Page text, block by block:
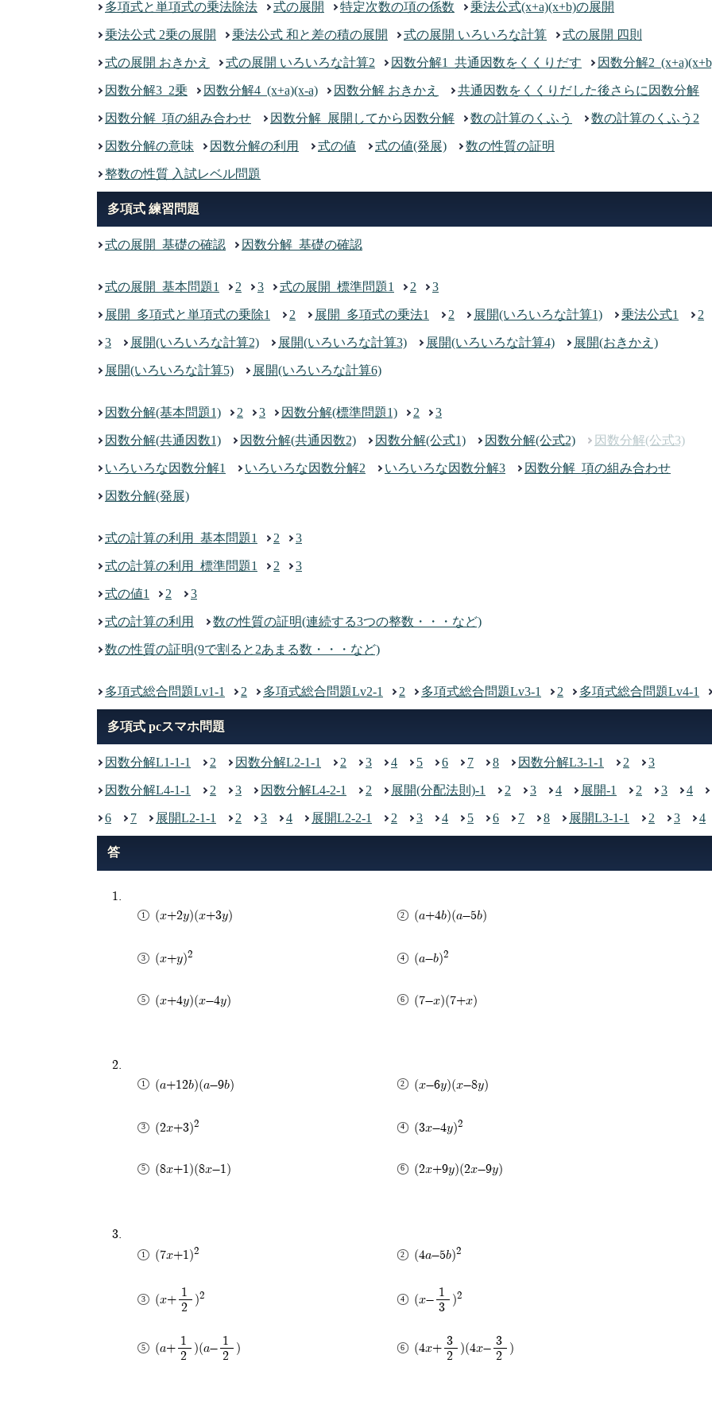
多項式と単項式の乗法除法 式の展開 特定次数の項の係数 乗法公式(x+a)(x+b)の展開
乗法公式 2乗の展開 乗法公式 和と差の積の展開 式の展開 いろいろな計算 式の展開 四則
式の展開 おきかえ 式の展開 いろいろな計算2 因数分解1_共通因数をくくりだす 因数分解
因数分解3_2乗 因数分解4_(x+a)(x-a) 因数分解 おきかえ 共通因数をくくりだした後さらに因数分解
因数分解_項の組み合わせ 因数分解_展開してから因数分解 数の計算のくふう 数の計算のくふう2
因数分解の意味 因数分解の利用 式の値 式の値(発展) 数の性質の証明
整数の性質 入試レベル問題
多項式 練習問題
式の展開_基礎の確認 因数分解_基礎の確認
式の展開_基本問題1 2 3 式の展開_標準問題1 2 3
展開_多項式と単項式の乗除1 2 展開_多項式の乗法1 2 展開(いろいろな計算1) 乗法公式1 2
3 展開(いろいろな計算2) 展開(いろいろな計算3) 展開(いろいろな計算4) 展開(おきかえ)
展開(いろいろな計算5) 展開(いろいろな計算6)
因数分解(基本問題1) 2 3 因数分解(標準問題1) 2 3
因数分解(共通因数1) 因数分解(共通因数2) 因数分解(公式1) 因数分解(公式2) 因数分解(公式3)
いろいろな因数分解1 いろいろな因数分解2 いろいろな因数分解3 因数分解_項の組み合わせ
因数分解(発展)
式の計算の利用_基本問題1 2 3
式の計算の利用_標準問題1 2 3
式の値1 2 3
式の計算の利用 数の性質の証明(連続する3つの整数・・・など)
数の性質の証明(9で割ると2あまる数・・・など)
多項式総合問題Lv1-1 2 多項式総合問題Lv2-1 2 多項式総合問題Lv3-1 2 多項式総合問題Lv4-1
多項式 pcスマホ問題
因数分解L1-1-1 2 因数分解L2-1-1 2 3 4 5 6 7 8 因数分解L3-1-1 2 3
因数分解L4-1-1 2 3 因数分解L4-2-1 2 展開(分配法則)-1 2 3 4 展開-1 2 3 4
6 7 展開L2-1-1 2 3 4 展開L2-2-1 2 3 4 5 6 7 8 展開L3-1-1 2 3 4
(x+2y)(x+3y) (a+4b)(a-5b)
(x+y)2 (a-b)2
(x+4y)(x-4y) (7-x)(7+x)
(a+12b)(a-9b) (x-6y)(x-8y)
(2x+3)2 (3x-4y)2
(8x+1)(8x-1) (2x+9y)(2x-9y)
(7x+1)2 (4a-5b)2
(x+
1
2
)2 (x-
1
3
)2
(a+
1
2
)(a-
1
2
) (4x+
3
2
)(4x-
3
2
)